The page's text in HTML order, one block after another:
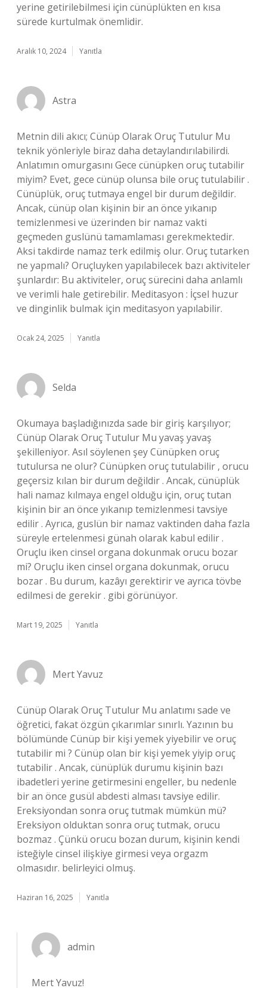
yerine getirilebilmesi için cünüplükten en kısa
sürede kurtulmak önemlidir.
Aralık 10, 2024 Yanıtla
Astra
Metnin dili akıcı; Cünüp Olarak Oruç Tutulur Mu
teknik yönleriyle biraz daha detaylandırılabilirdi.
Anlatımın omurgasını Gece cünüpken oruç tutabilir
miyim? Evet, gece cünüp olunsa bile oruç tutulabilir .
Cünüplük, oruç tutmaya engel bir durum değildir.
Ancak, cünüp olan kişinin bir an önce yıkanıp
temizlenmesi ve üzerinden bir namaz vakti
geçmeden guslünü tamamlaması gerekmektedir.
Aksi takdirde namaz terk edilmiş olur. Oruç tutarken
ne yapmalı? Oruçluyken yapılabilecek bazı aktiviteler
şunlardır: Bu aktiviteler, oruç sürecini daha anlamlı
ve verimli hale getirebilir. Meditasyon : İçsel huzur
ve dinginlik bulmak için meditasyon yapılabilir.
Ocak 24, 2025 Yanıtla
Selda
Okumaya başladığınızda sade bir giriş karşılıyor;
Cünüp Olarak Oruç Tutulur Mu yavaş yavaş
şekilleniyor. Asıl söylenen şey Cünüpken oruç
tutulursa ne olur? Cünüpken oruç tutulabilir , orucu
geçersiz kılan bir durum değildir . Ancak, cünüplük
hali namaz kılmaya engel olduğu için, oruç tutan
kişinin bir an önce yıkanıp temizlenmesi tavsiye
edilir . Ayrıca, guslün bir namaz vaktinden daha fazla
süreyle ertelenmesi günah olarak kabul edilir .
Oruçlu iken cinsel organa dokunmak orucu bozar
mi? Oruçlu iken cinsel organa dokunmak, orucu
bozar . Bu durum, kazâyı gerektirir ve ayrıca tövbe
edilmesi de gerekir . gibi görünüyor.
Mart 19, 2025 Yanıtla
Mert Yavuz
Cünüp Olarak Oruç Tutulur Mu anlatımı sade ve
öğretici, fakat özgün çıkarımlar sınırlı. Yazının bu
bölümünde Cünüp bir kişi yemek yiyebilir ve oruç
tutabilir mi ? Cünüp olan bir kişi yemek yiyip oruç
tutabilir . Ancak, cünüplük durumu kişinin bazı
ibadetleri yerine getirmesini engeller, bu nedenle
bir an önce gusül abdesti alması tavsiye edilir.
Ereksiyondan sonra oruç tutmak mümkün mü?
Ereksiyon olduktan sonra oruç tutmak, orucu
bozmaz . Çünkü orucu bozan durum, kişinin kendi
isteğiyle cinsel ilişkiye girmesi veya orgazm
olmasıdır. belirleyici olmuş.
Haziran 16, 2025 Yanıtla
admin
Mert Yavuz!